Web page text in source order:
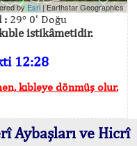
byEsri |Earthstar Geographics
:29° 0' Doğu
istikâmetidir.
12:28
kıbleye dönmüş olur.
Aybaşları ve Hicrî